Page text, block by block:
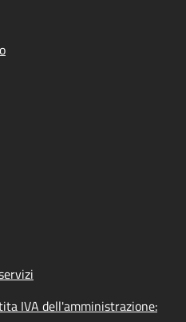
IVA dell'amministrazione: